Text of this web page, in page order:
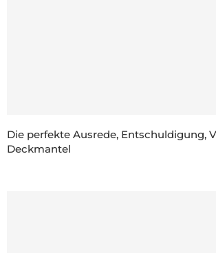
Die perfekte Ausrede, Entschuldigung,
Deckmantel